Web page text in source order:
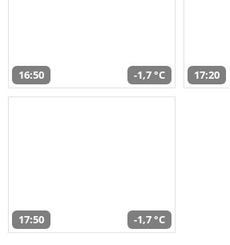
16:50 -1,7 °C 17:20
17:50 -1,7 °C